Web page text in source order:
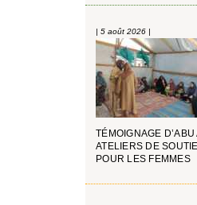
| 5 août 2026 |
TÉMOIGNAGE
ATELIERS DE
POUR LES FEMMES